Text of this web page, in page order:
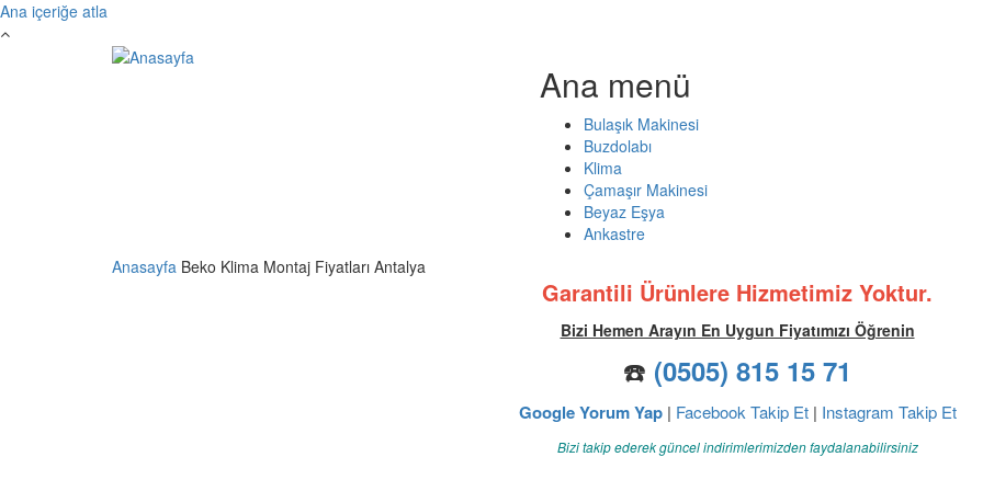
Ana içeriğe atla
Ana menü
Bulaşık Makinesi
Buzdolabı
Klima
Çamaşır Makinesi
Beyaz Eşya
Ankastre
Anasayfa Beko Klima Montaj Fiyatları Antalya
Garantili Ürünlere Hizmetimiz Yoktur.
Bizi Hemen Arayın En Uygun Fiyatımızı Öğrenin
☎️ (0505) 815 15 71
Google Yorum Yap| Facebook Takip Et| Instagram Takip Et
Bizi takip ederek güncel indirimlerimizden faydalanabilirsiniz